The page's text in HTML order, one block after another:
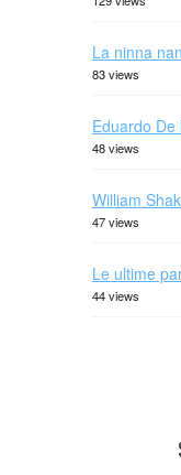
La ninna
83 views
Eduardo
48 views
William
47 views
Le ultime
44 views